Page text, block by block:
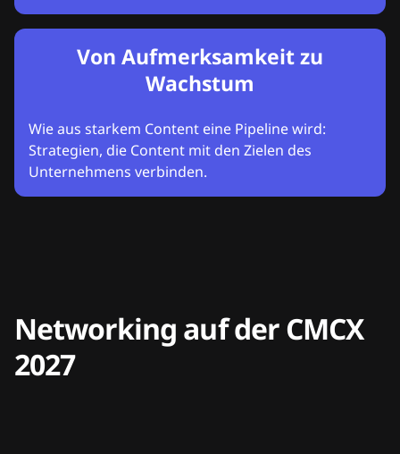
Von Aufmerksamkeit zu
Wachstum
Wie aus starkem Content eine Pipeline wird:
Strategien, die Content mit den Zielen des
Unternehmens verbinden.
Networking auf der CMCX
2027